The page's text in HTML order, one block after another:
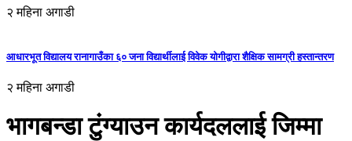
२ महिना अगाडी
आधारभूत विद्यालय रानागाउँका ६० जना विद्यार्थीलाई विवेक योगीद्वारा शैक्षिक सामग्री हस्तान्तरण
२ महिना अगाडी
भागबन्डा टुंग्याउन कार्यदललाई जिम्मा